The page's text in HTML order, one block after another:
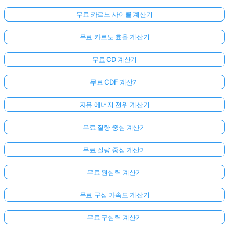
무료 카르노 사이클 계산기
무료 카르노 효율 계산기
무료 CD 계산기
무료 CDF 계산기
자유 에너지 전위 계산기
무료 질량 중심 계산기
무료 질량 중심 계산기
무료 원심력 계산기
무료 구심 가속도 계산기
무료 구심력 계산기